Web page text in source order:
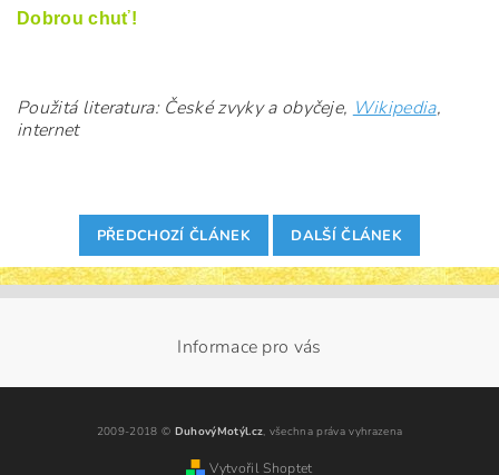
Dobrou chuť!
Použitá literatura: České zvyky a obyčeje, Wikipedia,
internet
PŘEDCHOZÍ ČLÁNEK DALŠÍ ČLÁNEK
Informace pro vás
2009-2018 © DuhovýMotýl.cz, všechna práva vyhrazena
Vytvořil Shoptet